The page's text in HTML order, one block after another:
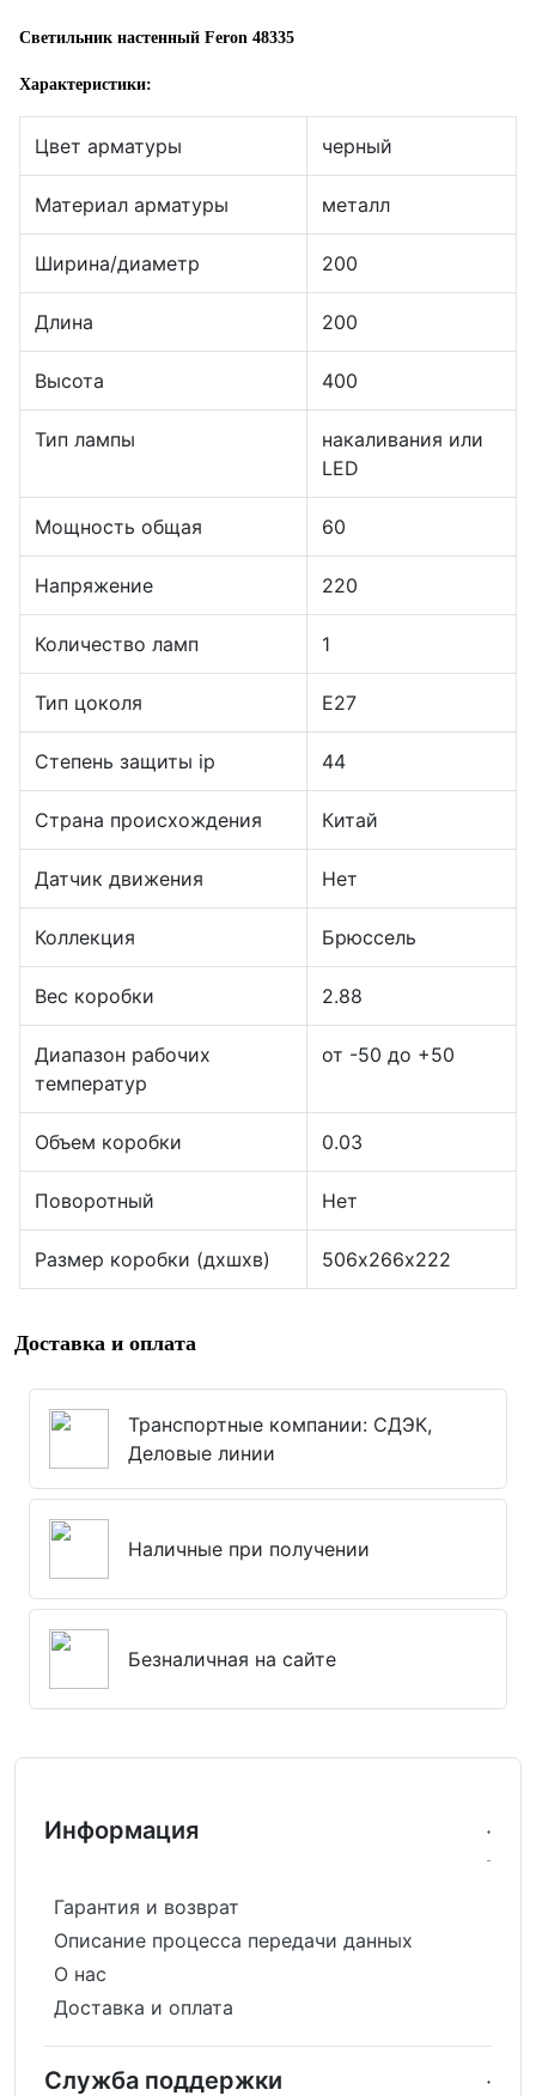
Светильник настенный Feron 48335
Характеристики:
Цвет арматуры черный
Материал арматуры металл
Ширина/диаметр 200
Длина 200
Высота 400
Тип лампы
накаливания или
LED
Мощность общая 60
Напряжение 220
Количество ламп 1
Тип цоколя E27
Степень защиты ip 44
Страна происхождения Китай
Датчик движения Нет
Коллекция Брюссель
Вес коробки 2.88
Диапазон рабочих
температур
от -50 до +50
Объем коробки 0.03
Поворотный Нет
Размер коробки (дхшхв) 506х266х222
Доставка и оплата
Транспортные компании: СДЭК,
Деловые линии
Наличные при получении
Безналичная на сайте
Информация
Гарантия и возврат
Описание процесса передачи данных
О нас
Доставка и оплата
Служба поддержки